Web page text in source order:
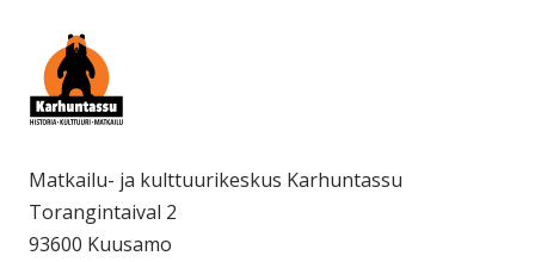
Matkailu- ja kulttuurikeskus Karhuntassu
Torangintaival 2
93600 Kuusamo